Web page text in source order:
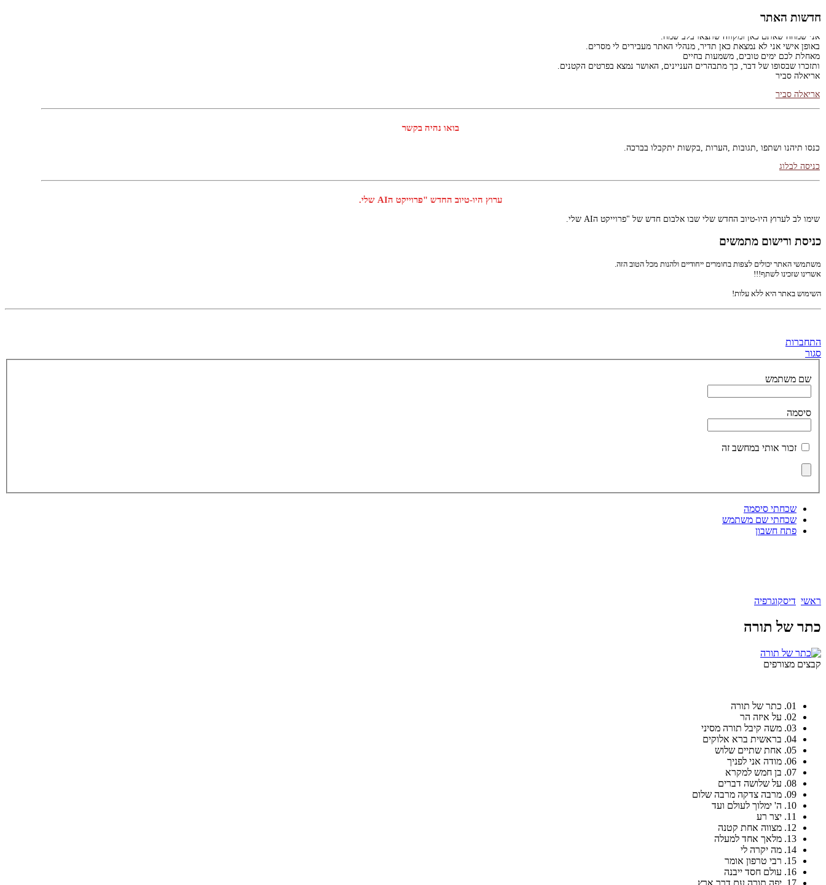
חדשות האתר
ברוכים הבאים לאתר שלי.
באופן אישי אני לא נמצאת כאן תדיר, מנהלי האתר מעבירים לי מסרים.
מאחלת לכם ימים טובים, משמעות בחיים
ותזכרו שבסופו של דבר, כך מתבהרים העניינים, האושר נמצא בפרטים הקטנים.
אריאלה סביר
שירים חדשים שלי באיכויות שעוד לא הכרתם.
ערוץ היו-טיוב החדש שלי
ליצירת קשר 0525052366
ברוכים הבאים לאתר הרשמי של אריאלה סביר.
ברוכים הבאים לאתר שלי.
מאחלת לכם ימים טובים, משמעות בחיים
ותזכרו שבסופו של דבר, כך מתבהרים העניינים, האושר נמצא בפרטים הקטנים.
אריאלה סביר
אריאלה סביר
כניסה לבלוג
מגוון הופעות מרתקות ומרגשות לנשים / נערות / ילדים...
ברוכים הבאים לאתר שלי.
אני שמחה שאתם כאן ומקווה שתצאו בלב שמח.
באופן אישי אני לא נמצאת כאן תדיר, מנהלי האתר מעבירים לי מסרים.
מאחלת לכם ימים טובים, משמעות בחיים
ותזכרו שבסופו של דבר, כך מתבהרים העניינים, האושר נמצא בפרטים הקטנים.
אריאלה סביר
אריאלה סביר
כנסו תיהנו ושתפו ,תגובות ,הערות ,בקשות יתקבלו בברכה.
כניסת ורישום מתמשים
משתמשי האתר יכולים לצפות בחומרים ייחודיים ולהנות מכל הטוב הזה.
אשרינו שזכינו לשתף!!!
השימוש באתר היא ללא עלות!
התחברות
סגור
שם משתמש
סיסמה
זכור אותי במחשב זה
שכחתי סיסמה
שכחתי שם משתמש
פתח חשבון
ראשי דיסקוגרפיה
כתר של תורה
קבצים מצורפים
01. כתר של תורה
02. על איזה הר
03. משה קיבל תורה מסיני
04. בראשית ברא אלוקים
05. אחת שתיים שלוש
06. מודה אני לפניך
07. בן חמש למקרא
08. על שלושה דברים
09. מרבה צדקה מרבה שלום
10. ה' ימלוך לעולם ועד
11. יצר רע
12. מצווה אחת קטנה
13. מלאך אחד למעלה
14. מה יקרה לי
15. רבי טרפון אומר
16. עולם חסד ייבנה
17. יפה תורה עם דרך ארץ